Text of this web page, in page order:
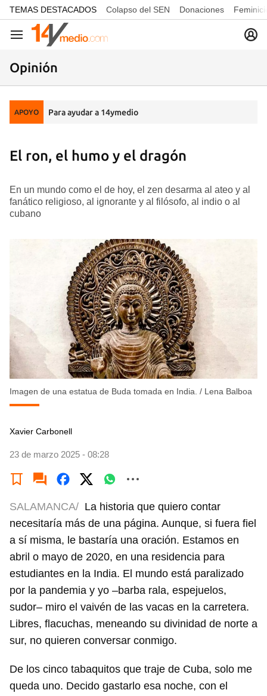
common.go-to-content
TEMAS DESTACADOS Colapso del SEN Donaciones
Navegación
Opinión
APOYO Para ayudar a 14ymedio
El ron, el humo y el dragón
En un mundo como el de hoy, el zen desarma al ateo y al
fanático religioso, al ignorante y al filósofo, al indio o al
cubano
Imagen de una estatua de Buda tomada en India. / Lena Balboa
Xavier Carbonell
23 de marzo 2025 - 08:28
SALAMANCA/ La historia que quiero contar
necesitaría más de una página. Aunque, si fuera fiel
a sí misma, le bastaría una oración. Estamos en
abril o mayo de 2020, en una residencia para
estudiantes en la India. El mundo está paralizado
por la pandemia y yo –barba rala, espejuelos,
sudor– miro el vaivén de las vacas en la carretera.
Libres, flacuchas, meneando su divinidad de norte a
sur, no quieren conversar conmigo.
De los cinco tabaquitos que traje de Cuba, solo me
queda uno. Decido gastarlo esa noche, con el